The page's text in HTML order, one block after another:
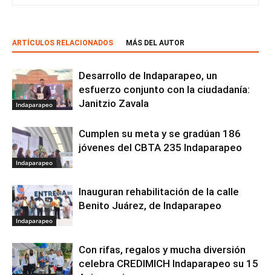
ARTÍCULOS RELACIONADOS MÁS DEL AUTOR
Indaparapeo
Desarrollo de Indaparapeo, un
esfuerzo conjunto con la ciudadanía:
Janitzio Zavala
Indaparapeo
Cumplen su meta y se gradúan 186
jóvenes del CBTA 235 Indaparapeo
Indaparapeo
Inauguran rehabilitación de la calle
Benito Juárez, de Indaparapeo
Con rifas, regalos y mucha diversión
celebra CREDIMICH Indaparapeo su 15